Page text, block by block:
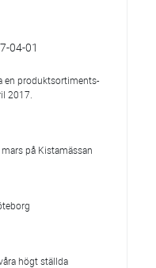
04-01
en produktsortiments-
2017.
på Kistamässan
högt ställda